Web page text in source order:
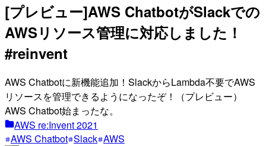
[プレビュー]AWS ChatbotがSlackでの
AWSリソース管理に対応しました！
#reinvent
AWS Chatbotに新機能追加！SlackからLambda不要でAWS
リソースを管理できるようになったぞ！（プレビュー）
AWS Chatbot始まったな。
AWS re:Invent 2021
AWS Chatbot Slack AWS